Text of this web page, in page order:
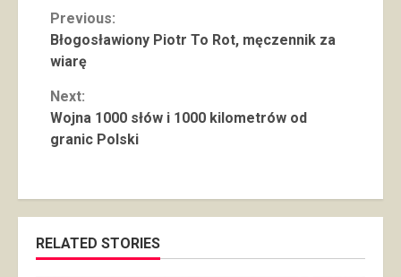
Continue
Reading
Previous:
Błogosławiony Piotr To Rot, męczennik za
wiarę
Next:
Wojna 1000 słów i 1000 kilometrów od
granic Polski
RELATED STORIES